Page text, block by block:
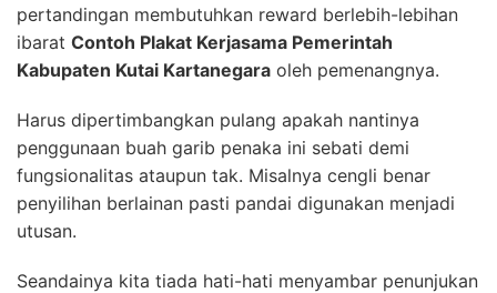
pertandingan membutuhkan reward berlebih-lebihan
ibarat Contoh Plakat Kerjasama Pemerintah
Kabupaten Kutai Kartanegara oleh pemenangnya.
Harus dipertimbangkan pulang apakah nantinya
penggunaan buah garib penaka ini sebati demi
fungsionalitas ataupun tak. Misalnya cengli benar
penyilihan berlainan pasti pandai digunakan menjadi
utusan.
Seandainya kita tiada hati-hati menyambar penunjukan